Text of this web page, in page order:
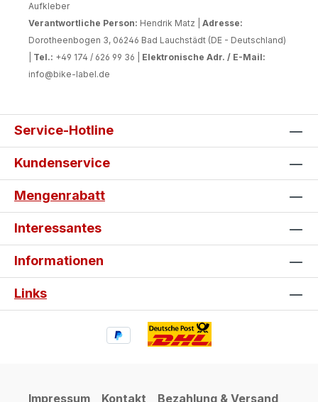
Aufkleber
Verantwortliche Person: Hendrik Matz | Adresse:
Dorotheenbogen 3, 06246 Bad Lauchstädt (DE - Deutschland)
Tel.: +49 174 / 626 99 36 | Elektronische Adr. / E-Mail:
info@bike-label.de
Service-Hotline
Kundenservice
Mengenrabatt
Interessantes
Informationen
Links
Impressum Kontakt Bezahlung & Versand